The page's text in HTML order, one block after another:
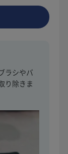
ラシやバ
り除きま